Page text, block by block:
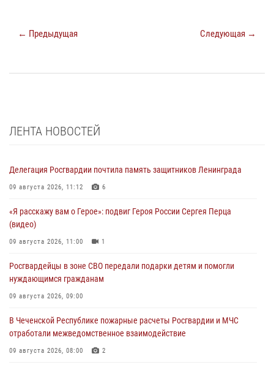
← Предыдущая Следующая →
ЛЕНТА НОВОСТЕЙ
Делегация Росгвардии почтила память защитников Ленинграда
09 августа 2026, 11:12 6
«Я расскажу вам о Герое»: подвиг Героя России Сергея Перца
(видео)
09 августа 2026, 11:00 1
Росгвардейцы в зоне СВО передали подарки детям и помогли
нуждающимся гражданам
09 августа 2026, 09:00
В Чеченской Республике пожарные расчеты Росгвардии и МЧС
отработали межведомственное взаимодействие
09 августа 2026, 08:00 2